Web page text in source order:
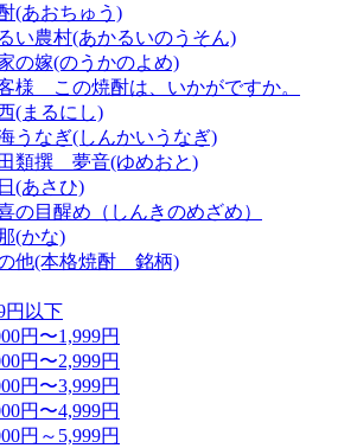
(あおちゅう)
い農村(あかるいのうそん)
の嫁(のうかのよめ)
様 この焼酎は、いかがですか。
(まるにし)
うなぎ(しんかいうなぎ)
類撰 夢音(ゆめおと)
(あさひ)
の目醒め（しんきのめざめ）
(かな)
他(本格焼酎 銘柄)
円以下
円〜1,999円
円〜2,999円
円〜3,999円
円〜4,999円
円～5,999円